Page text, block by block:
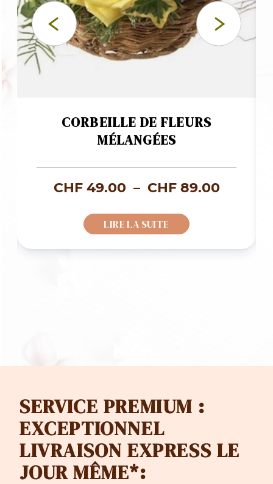
59.00
CORBEILLE DE FLEURS
MÉLANGÉES
CHF49.00 – CHF89.00Plage
CHF
LIRE LA SUITE
SERVICE PREMIUM :
EXCEPTIONNEL
LIVRAISON EXPRESS LE
JOUR MÊME*: